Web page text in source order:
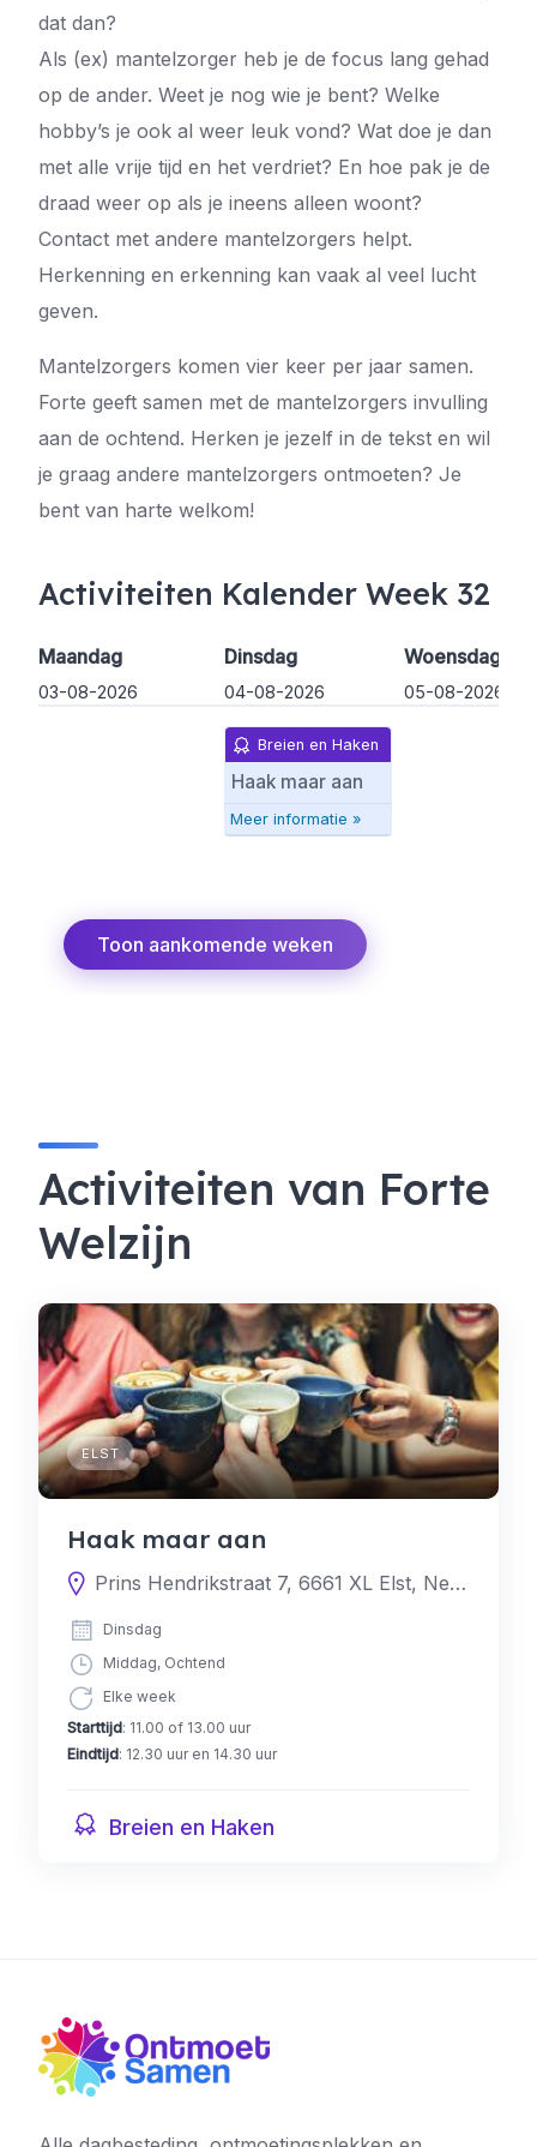
dat dan?
Als (ex) mantelzorger heb je de focus lang gehad
op de ander. Weet je nog wie je bent? Welke
hobby’s je ook al weer leuk vond? Wat doe je dan
met alle vrije tijd en het verdriet? En hoe pak je de
draad weer op als je ineens alleen woont?
Contact met andere mantelzorgers helpt.
Herkenning en erkenning kan vaak al veel lucht
geven.
Mantelzorgers komen vier keer per jaar samen.
Forte geeft samen met de mantelzorgers invulling
aan de ochtend. Herken je jezelf in de tekst en wil
je graag andere mantelzorgers ontmoeten? Je
bent van harte welkom!
Activiteiten Kalender Week 32
Maandag
03-08-2026
Dinsdag
04-08-2026
Woensdag
05-08-2026
Breien en Haken
Haak maar aan
Meer informatie »
Toon aankomende weken
Activiteiten van Forte
Welzijn
ELST
Haak maar aan
Prins Hendrikstraat 7, 6661 XL Elst, Nederland
Dinsdag
Middag, Ochtend
Elke week
Starttijd: 11.00 of 13.00 uur
Eindtijd: 12.30 uur en 14.30 uur
Breien en Haken